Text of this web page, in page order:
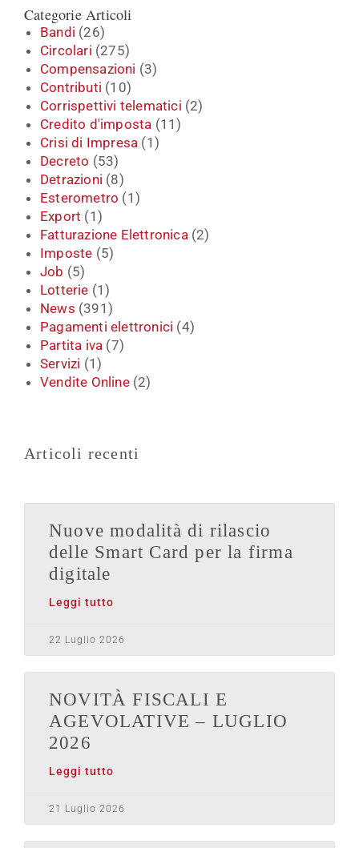
Categorie Articoli
Bandi (26)
Circolari (275)
Compensazioni (3)
Contributi (10)
Corrispettivi telematici (2)
Credito d'imposta (11)
Crisi di Impresa (1)
Decreto (53)
Detrazioni (8)
Esterometro (1)
Export (1)
Fatturazione Elettronica (2)
Imposte (5)
Job (5)
Lotterie (1)
News (391)
Pagamenti elettronici (4)
Partita iva (7)
Servizi (1)
Vendite Online(2)
Articoli recenti
Nuove modalità di rilascio
delle Smart Card per la firma
digitale
Leggi tutto
22 Luglio 2026
NOVITÀ FISCALI E
AGEVOLATIVE – LUGLIO
2026
Leggi tutto
21 Luglio 2026